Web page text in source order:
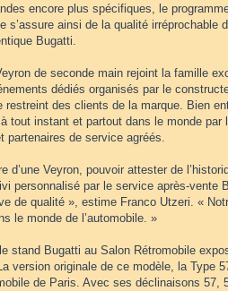
encore plus spécifiques, le
s’assure ainsi de la qualité
Bugatti.
Veyron de seconde main rejoint la famille
dédiés organisés par le
restreint des clients de la marque. Bien
tout instant et partout dans le monde
partenaires de service agréés.
d’une Veyron, pouvoir attester de
personnalisé par le service après-vente
de qualité », estime Franco Utzeri. «
le monde de l’automobile. »
stand Bugatti au Salon Rétromobile
version originale de ce modèle, la Type
de Paris. Avec ses déclinaisons